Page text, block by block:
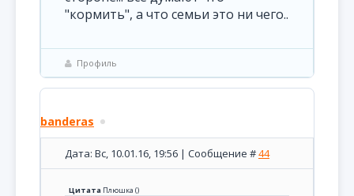
"кормить", а что семьи это ни чего..
Профиль
banderas
Дата: Вс, 10.01.16, 19:56 | Сообщение #44
Цитата Плюшка ()